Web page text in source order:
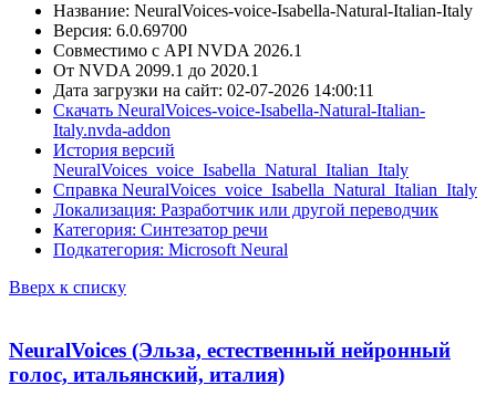
Название: NeuralVoices-voice-Isabella-Natural-Italian-Italy
Версия: 6.0.69700
Совместимо с API NVDA 2026.1
От NVDA 2099.1 до 2020.1
Дата загрузки на сайт: 02-07-2026 14:00:11
Скачать NeuralVoices-voice-Isabella-Natural-Italian-
Italy.nvda-addon
История версий
NeuralVoices_voice_Isabella_Natural_Italian_Italy
Справка NeuralVoices_voice_Isabella_Natural_Italian_Italy
Локализация: Разработчик или другой переводчик
Категория: Синтезатор речи
Подкатегория: Microsoft Neural
Вверх к списку
NeuralVoices (Эльза, естественный нейронный
голос, итальянский, италия)